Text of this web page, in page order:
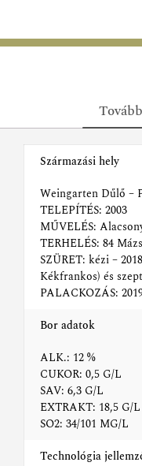
Származási hely
Weingarten Dűlő –
TELEPÍTÉS: 2003
MŰVELÉS:
TERHELÉS: 84
SZÜRET: kézi –
Kékfrankos) és
PALACKOZÁS:
Bor adatok
ALK.: 12 %
CUKOR: 0,5 G/L
SAV: 6,3 G/L
EXTRAKT: 18,5 G/L
SO2: 34/101 MG/L
Technológia